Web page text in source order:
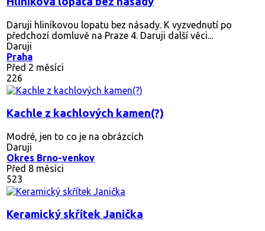
Daruji hliníkovou lopatu bez násady. K vyzvednutí po
předchozí domluvě na Praze 4. Daruji další věci...
Daruji
Praha
Před 2 měsíci
226
Kachle z kachlových kamen(?)
Modré, jen to co je na obrázcích
Daruji
Okres Brno-venkov
Před 8 měsíci
523
Keramický skřítek Janička